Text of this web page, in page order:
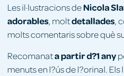
Les il·lustracions deNicola
adorables, moltdetallades,
molts comentaris sobre què
Recomanata partir d?1 any
menuts en l?ús de l?orinal. Els